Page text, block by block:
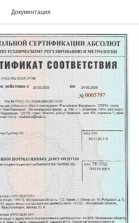
Документация